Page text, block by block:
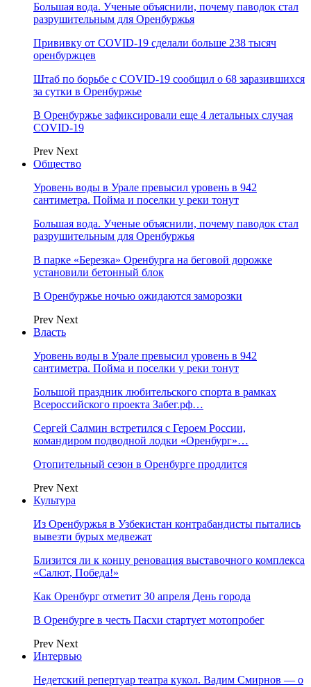
Большая вода. Ученые объяснили, почему паводок стал
разрушительным для Оренбуржья
Прививку от COVID-19 сделали больше 238 тысяч
оренбуржцев
Штаб по борьбе с СOVID-19 сообщил о 68 заразившихся
за сутки в Оренбуржье
В Оренбуржье зафиксировали еще 4 летальных случая
COVID-19
Prev Next
Общество
Уровень воды в Урале превысил уровень в 942
сантиметра. Пойма и поселки у реки тонут
Большая вода. Ученые объяснили, почему паводок стал
разрушительным для Оренбуржья
В парке «Березка» Оренбурга на беговой дорожке
установили бетонный блок
В Оренбуржье ночью ожидаются заморозки
Prev Next
Власть
Уровень воды в Урале превысил уровень в 942
сантиметра. Пойма и поселки у реки тонут
Большой праздник любительского спорта в рамках
Всероссийского проекта Забег.рф…
Сергей Салмин встретился с Героем России,
командиром подводной лодки «Оренбург»…
Отопительный сезон в Оренбурге продлится
Prev Next
Культура
Из Оренбуржья в Узбекистан контрабандисты пытались
вывезти бурых медвежат
Близится ли к концу реновация выставочного комплекса
«Салют, Победа!»
Как Оренбург отметит 30 апреля День города
В Оренбурге в честь Пасхи стартует мотопробег
Prev Next
Интервью
Недетский репертуар театра кукол. Вадим Смирнов — о